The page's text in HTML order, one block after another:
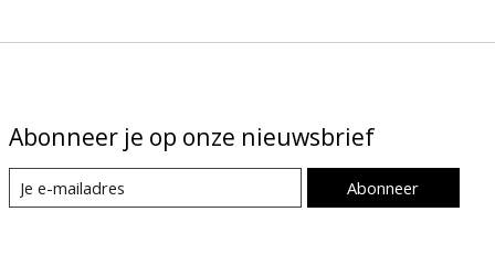
Abonneer je op onze nieuwsbrief
Abonneer